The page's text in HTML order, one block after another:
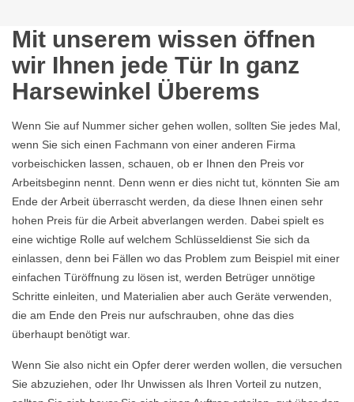
Mit unserem wissen öffnen
wir Ihnen jede Tür In ganz
Harsewinkel Überems
Wenn Sie auf Nummer sicher gehen wollen, sollten Sie jedes Mal,
wenn Sie sich einen Fachmann von einer anderen Firma
vorbeischicken lassen, schauen, ob er Ihnen den Preis vor
Arbeitsbeginn nennt. Denn wenn er dies nicht tut, könnten Sie am
Ende der Arbeit überrascht werden, da diese Ihnen einen sehr
hohen Preis für die Arbeit abverlangen werden. Dabei spielt es
eine wichtige Rolle auf welchem Schlüsseldienst Sie sich da
einlassen, denn bei Fällen wo das Problem zum Beispiel mit einer
einfachen Türöffnung zu lösen ist, werden Betrüger unnötige
Schritte einleiten, und Materialien aber auch Geräte verwenden,
die am Ende den Preis nur aufschrauben, ohne das dies
überhaupt benötigt war.
Wenn Sie also nicht ein Opfer derer werden wollen, die versuchen
Sie abzuziehen, oder Ihr Unwissen als Ihren Vorteil zu nutzen,